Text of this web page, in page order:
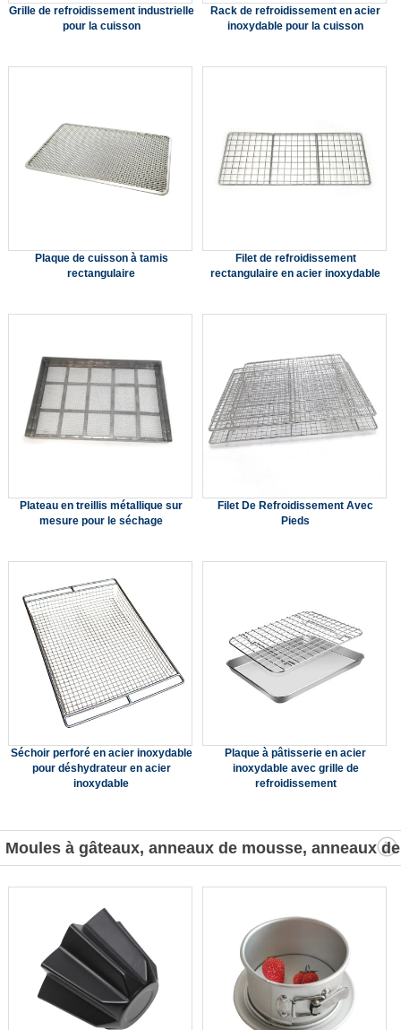
Grille de refroidissement industrielle
pour la cuisson
Rack de refroidissement en acier
inoxydable pour la cuisson
Plaque de cuisson à tamis
rectangulaire
Filet de refroidissement
rectangulaire en acier inoxydable
Plateau en treillis métallique sur
mesure pour le séchage
Filet De Refroidissement Avec
Pieds
Séchoir perforé en acier inoxydable
pour déshydrateur en acier
inoxydable
Plaque à pâtisserie en acier
inoxydable avec grille de
refroidissement
Moules à gâteaux, anneaux de mousse, anneaux de
tarte